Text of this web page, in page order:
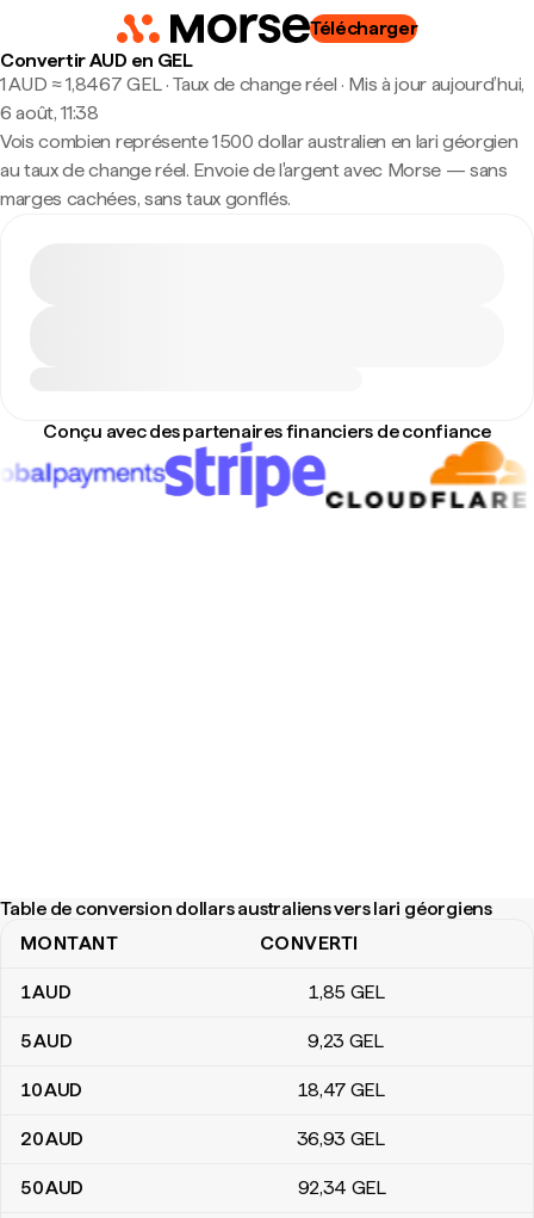
Télécharger
Convertir AUD en GEL
1 AUD ≈ 1,8467 GEL · Taux de change réel · Mis à jour aujourd’hui,
6 août, 11:38
Vois combien représente 1 500 dollar australien en lari géorgien
au taux de change réel. Envoie de l'argent avec Morse — sans
marges cachées, sans taux gonflés.
Conçu avec des partenaires financiers de confiance
Table de conversion dollars australiens vers lari géorgiens
Table de conversion dollars australiens vers lari géorgiens
MONTANT CONVERTI
1AUD 1,85 GEL
5AUD 9,23 GEL
10AUD 18,47 GEL
20AUD 36,93 GEL
50AUD 92,34 GEL